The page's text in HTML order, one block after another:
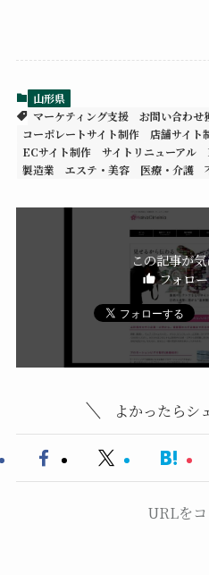
山形県
マーケティング支援
お問い合わせ
コーポレートサイト制作
店舗サイト
ECサイト制作
サイトリニューアル
製造業
エステ・美容 医療・介護
この記事が
フォロ
よかったらシ
URLを